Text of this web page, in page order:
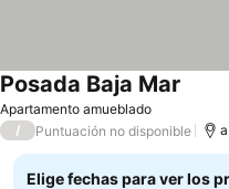
Apartamento amueblado
Posada Baja Mar
/ Puntuación no disponible
Elige fechas para ver los